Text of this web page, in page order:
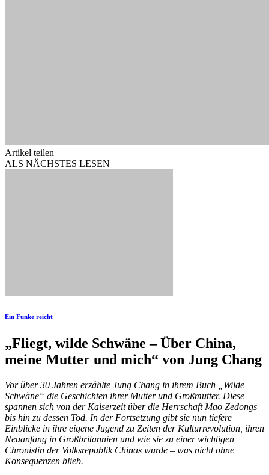
Artikel teilen
ALS NÄCHSTES LESEN
Ein Funke reicht
„Fliegt, wilde Schwäne – Über China,
meine Mutter und mich“ von Jung Chang
Vor über 30 Jahren erzählte Jung Chang in ihrem Buch „Wilde
Schwäne“ die Geschichten ihrer Mutter und Großmutter. Diese
spannen sich von der Kaiserzeit über die Herrschaft Mao Zedongs
bis hin zu dessen Tod. In der Fortsetzung gibt sie nun tiefere
Einblicke in ihre eigene Jugend zu Zeiten der Kulturrevolution, ihren
Neuanfang in Großbritannien und wie sie zu einer wichtigen
Chronistin der Volksrepublik Chinas wurde – was nicht ohne
Konsequenzen blieb.